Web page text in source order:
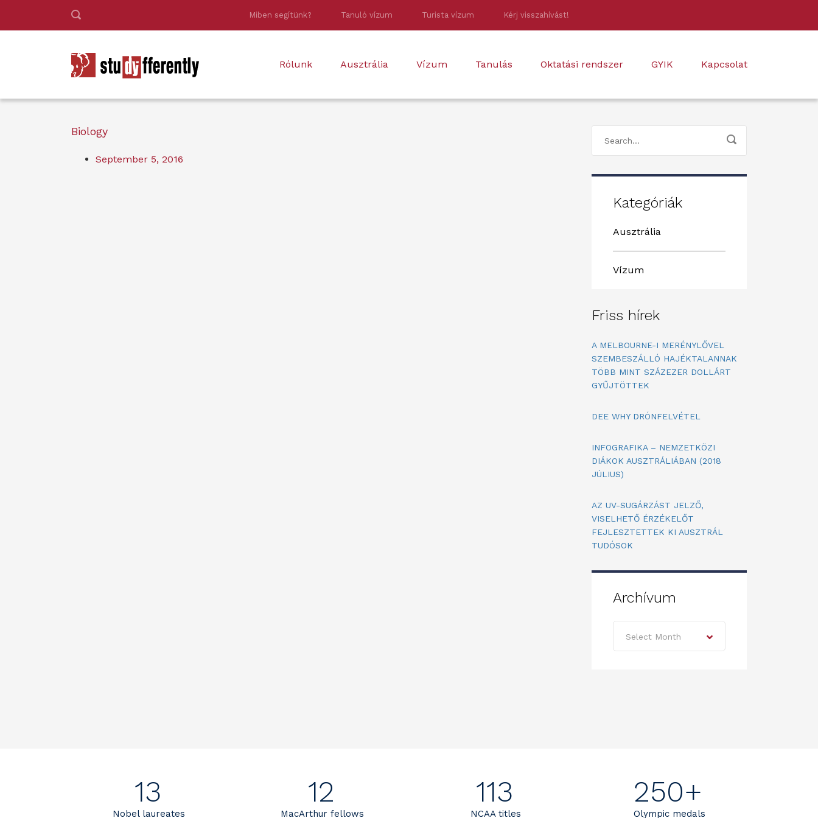
Miben segítünk? Tanuló vízum Turista vízum Kérj visszahívást!
Rólunk Ausztrália Vízum Tanulás Oktatási rendszer GYIK Kapcsolat
Biology
September 5, 2016
Kategóriák
Ausztrália
Vízum
Friss hírek
A MELBOURNE-I MERÉNYLŐVEL
SZEMBESZÁLLÓ HAJÉKTALANNAK
TÖBB MINT SZÁZEZER DOLLÁRT
GYŰJTÖTTEK
DEE WHY DRÓNFELVÉTEL
INFOGRAFIKA – NEMZETKÖZI
DIÁKOK AUSZTRÁLIÁBAN (2018
JÚLIUS)
AZ UV-SUGÁRZÁST JELZŐ,
VISELHETŐ ÉRZÉKELŐT
FEJLESZTETTEK KI AUSZTRÁL
TUDÓSOK
Archívum
Archívum
Select Month
13
Nobel laureates
12
MacArthur fellows
113
NCAA titles
250+
Olympic medals